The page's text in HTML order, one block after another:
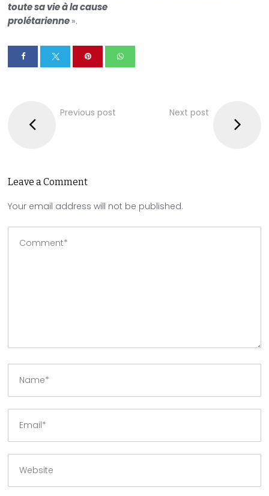
toute sa vie à la cause
prolétarienne».
Previous post Next post
Leave a Comment
Your email address will not be published.